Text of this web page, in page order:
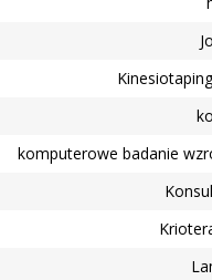
komputerowe badanie